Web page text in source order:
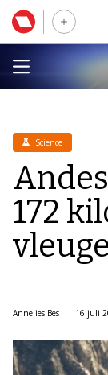
Science
172
Annelies Bes 16 juli